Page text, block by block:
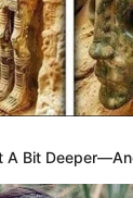
Bit